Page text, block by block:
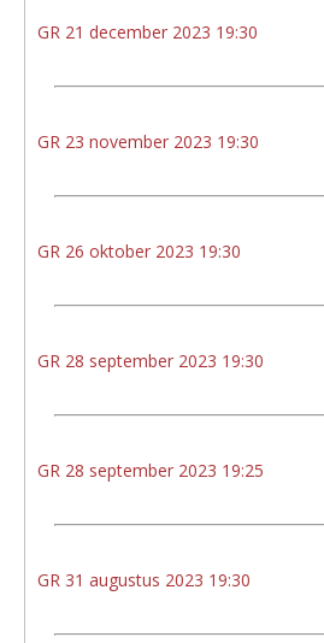
GR 21 december 2023 19:30
GR 23 november 2023 19:30
GR 26 oktober 2023 19:30
GR 28 september 2023 19:30
GR 28 september 2023 19:25
GR 31 augustus 2023 19:30